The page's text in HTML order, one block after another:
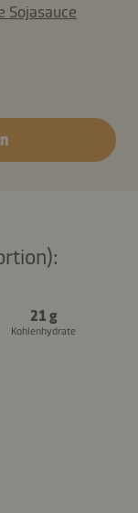
Sojasauce
21 g
Kohlenhydrate